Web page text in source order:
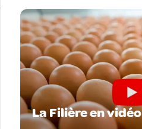
La Filière en vidéo